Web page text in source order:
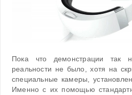
Пока что демонстрации так
реальности не было, хотя на
специальные камеры,
Именно с их помощью